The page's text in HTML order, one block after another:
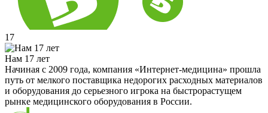
17
Нам 17 лет
Начиная с 2009 года, компания «Интернет-медицина» прошла
путь от мелкого поставщика недорогих расходных материалов
и оборудования до серьезного игрока на быстрорастущем
рынке медицинского оборудования в России.